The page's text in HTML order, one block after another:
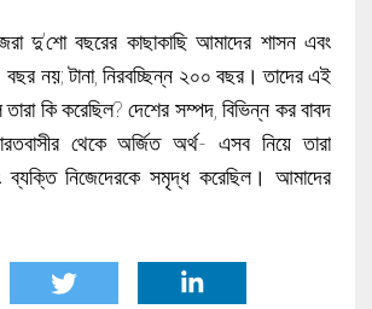
দু’শো বছরের কাছাকাছি আমাদের শাসন এবং
নয়; টানা, নিরবচ্ছিন্ন ২০০ বছর। তাদের এই
কি করেছিল? দেশের সম্পদ, বিভিন্ন কর বাবদ
থেকে অর্জিত অর্থ- এসব নিয়ে তারা
ব্যক্তি নিজেদেরকে সমৃদ্ধ করেছিল। আমাদের